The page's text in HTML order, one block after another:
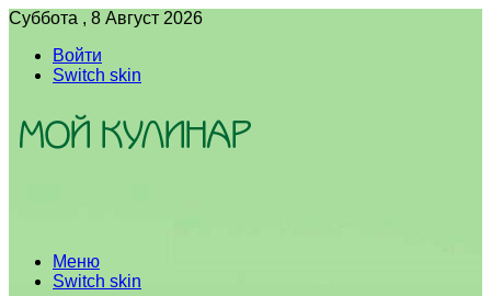
Суббота , 8 Август 2026
Войти
Switch skin
Меню
Switch skin